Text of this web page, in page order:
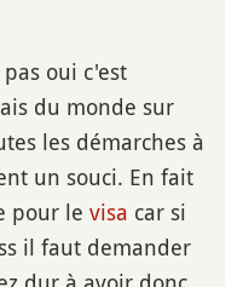
oui c'est
du monde sur
les démarches à
un souci. En fait
pour le visa car si
il faut demander